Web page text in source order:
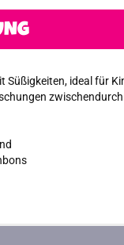
Süßigkeiten, ideal für